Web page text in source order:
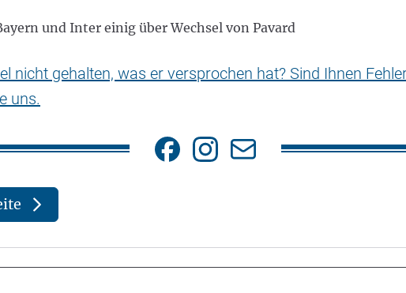
und Inter einig über Wechsel von Pavard
nicht gehalten, was er versprochen hat? Sind Ihnen
uns.